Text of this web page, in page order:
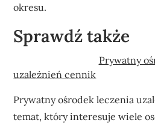
okresu.
Sprawdź także
Prywatny
uzależnień cennik
Prywatny ośrodek leczenia
temat, który interesuje wiele